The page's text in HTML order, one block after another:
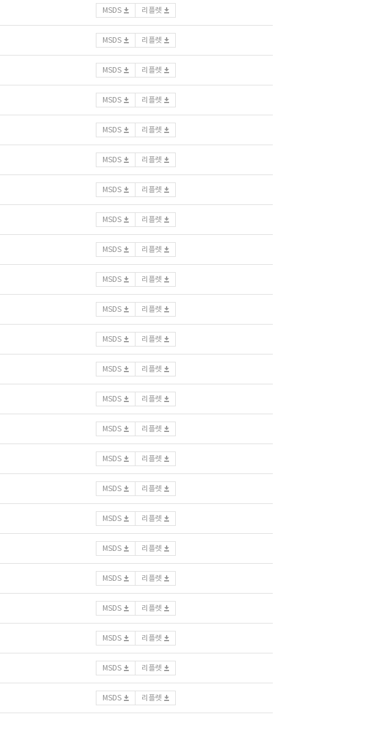
MSDS 리플렛
MSDS 리플렛
MSDS 리플렛
MSDS 리플렛
MSDS 리플렛
MSDS 리플렛
MSDS 리플렛
MSDS 리플렛
MSDS 리플렛
MSDS 리플렛
MSDS 리플렛
MSDS 리플렛
MSDS 리플렛
MSDS 리플렛
MSDS 리플렛
MSDS 리플렛
MSDS 리플렛
MSDS 리플렛
MSDS 리플렛
MSDS 리플렛
MSDS 리플렛
MSDS 리플렛
MSDS 리플렛
MSDS 리플렛